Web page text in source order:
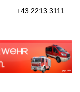
+43 2213 3111